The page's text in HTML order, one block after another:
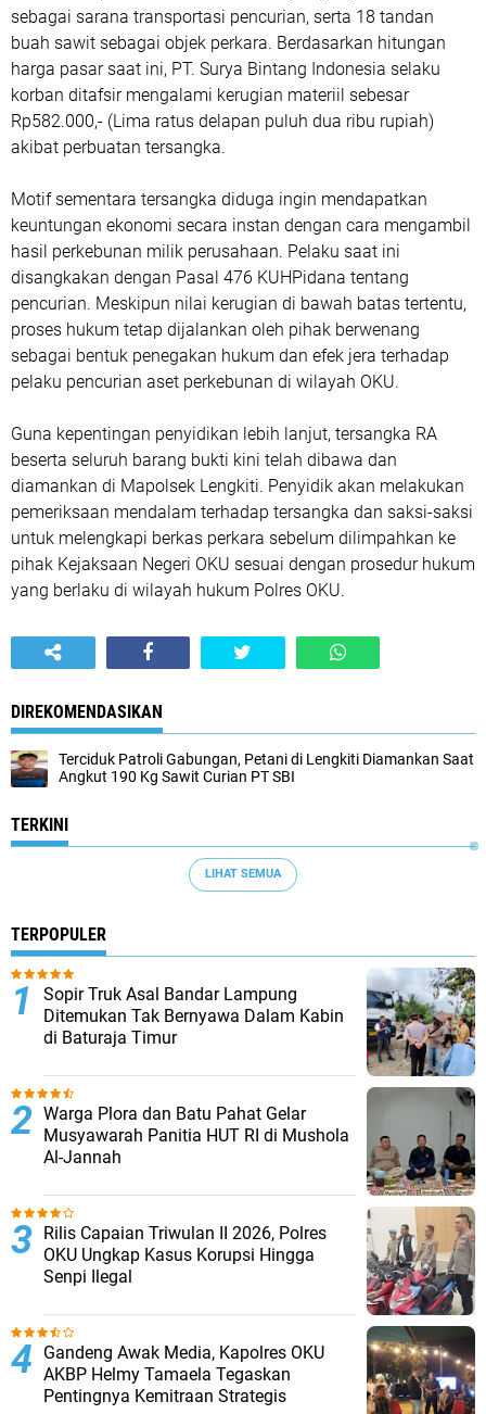
sebagai sarana transportasi pencurian, serta 18 tandan
buah sawit sebagai objek perkara. Berdasarkan hitungan
harga pasar saat ini, PT. Surya Bintang Indonesia selaku
korban ditafsir mengalami kerugian materiil sebesar
Rp582.000,- (Lima ratus delapan puluh dua ribu rupiah)
akibat perbuatan tersangka.
Motif sementara tersangka diduga ingin mendapatkan
keuntungan ekonomi secara instan dengan cara mengambil
hasil perkebunan milik perusahaan. Pelaku saat ini
disangkakan dengan Pasal 476 KUHPidana tentang
pencurian. Meskipun nilai kerugian di bawah batas tertentu,
proses hukum tetap dijalankan oleh pihak berwenang
sebagai bentuk penegakan hukum dan efek jera terhadap
pelaku pencurian aset perkebunan di wilayah OKU.
Guna kepentingan penyidikan lebih lanjut, tersangka RA
beserta seluruh barang bukti kini telah dibawa dan
diamankan di Mapolsek Lengkiti. Penyidik akan melakukan
pemeriksaan mendalam terhadap tersangka dan saksi-saksi
untuk melengkapi berkas perkara sebelum dilimpahkan ke
pihak Kejaksaan Negeri OKU sesuai dengan prosedur hukum
yang berlaku di wilayah hukum Polres OKU.
DIREKOMENDASIKAN
Terciduk Patroli Gabungan, Petani di Lengkiti Diamankan Saat
Angkut 190 Kg Sawit Curian PT SBI
TERKINI
LIHAT SEMUA
TERPOPULER
Sopir Truk Asal Bandar Lampung
Ditemukan Tak Bernyawa Dalam Kabin
di Baturaja Timur
Warga Plora dan Batu Pahat Gelar
Musyawarah Panitia HUT RI di Mushola
Al-Jannah
Rilis Capaian Triwulan II 2026, Polres
OKU Ungkap Kasus Korupsi Hingga
Senpi Ilegal
Gandeng Awak Media, Kapolres OKU
AKBP Helmy Tamaela Tegaskan
Pentingnya Kemitraan Strategis